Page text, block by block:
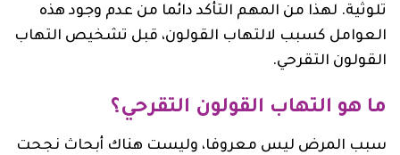
تلوثية. لهذا من المهم التأكد دائما من عدم وجود هذه
العوامل كسبب لالتهاب القولون، قبل تشخيص التهاب
القولون التقرحي.
ما هو التهاب القولون التقرحي؟
سبب المرض ليس معروفا، وليست هناك أبحاث نجحت